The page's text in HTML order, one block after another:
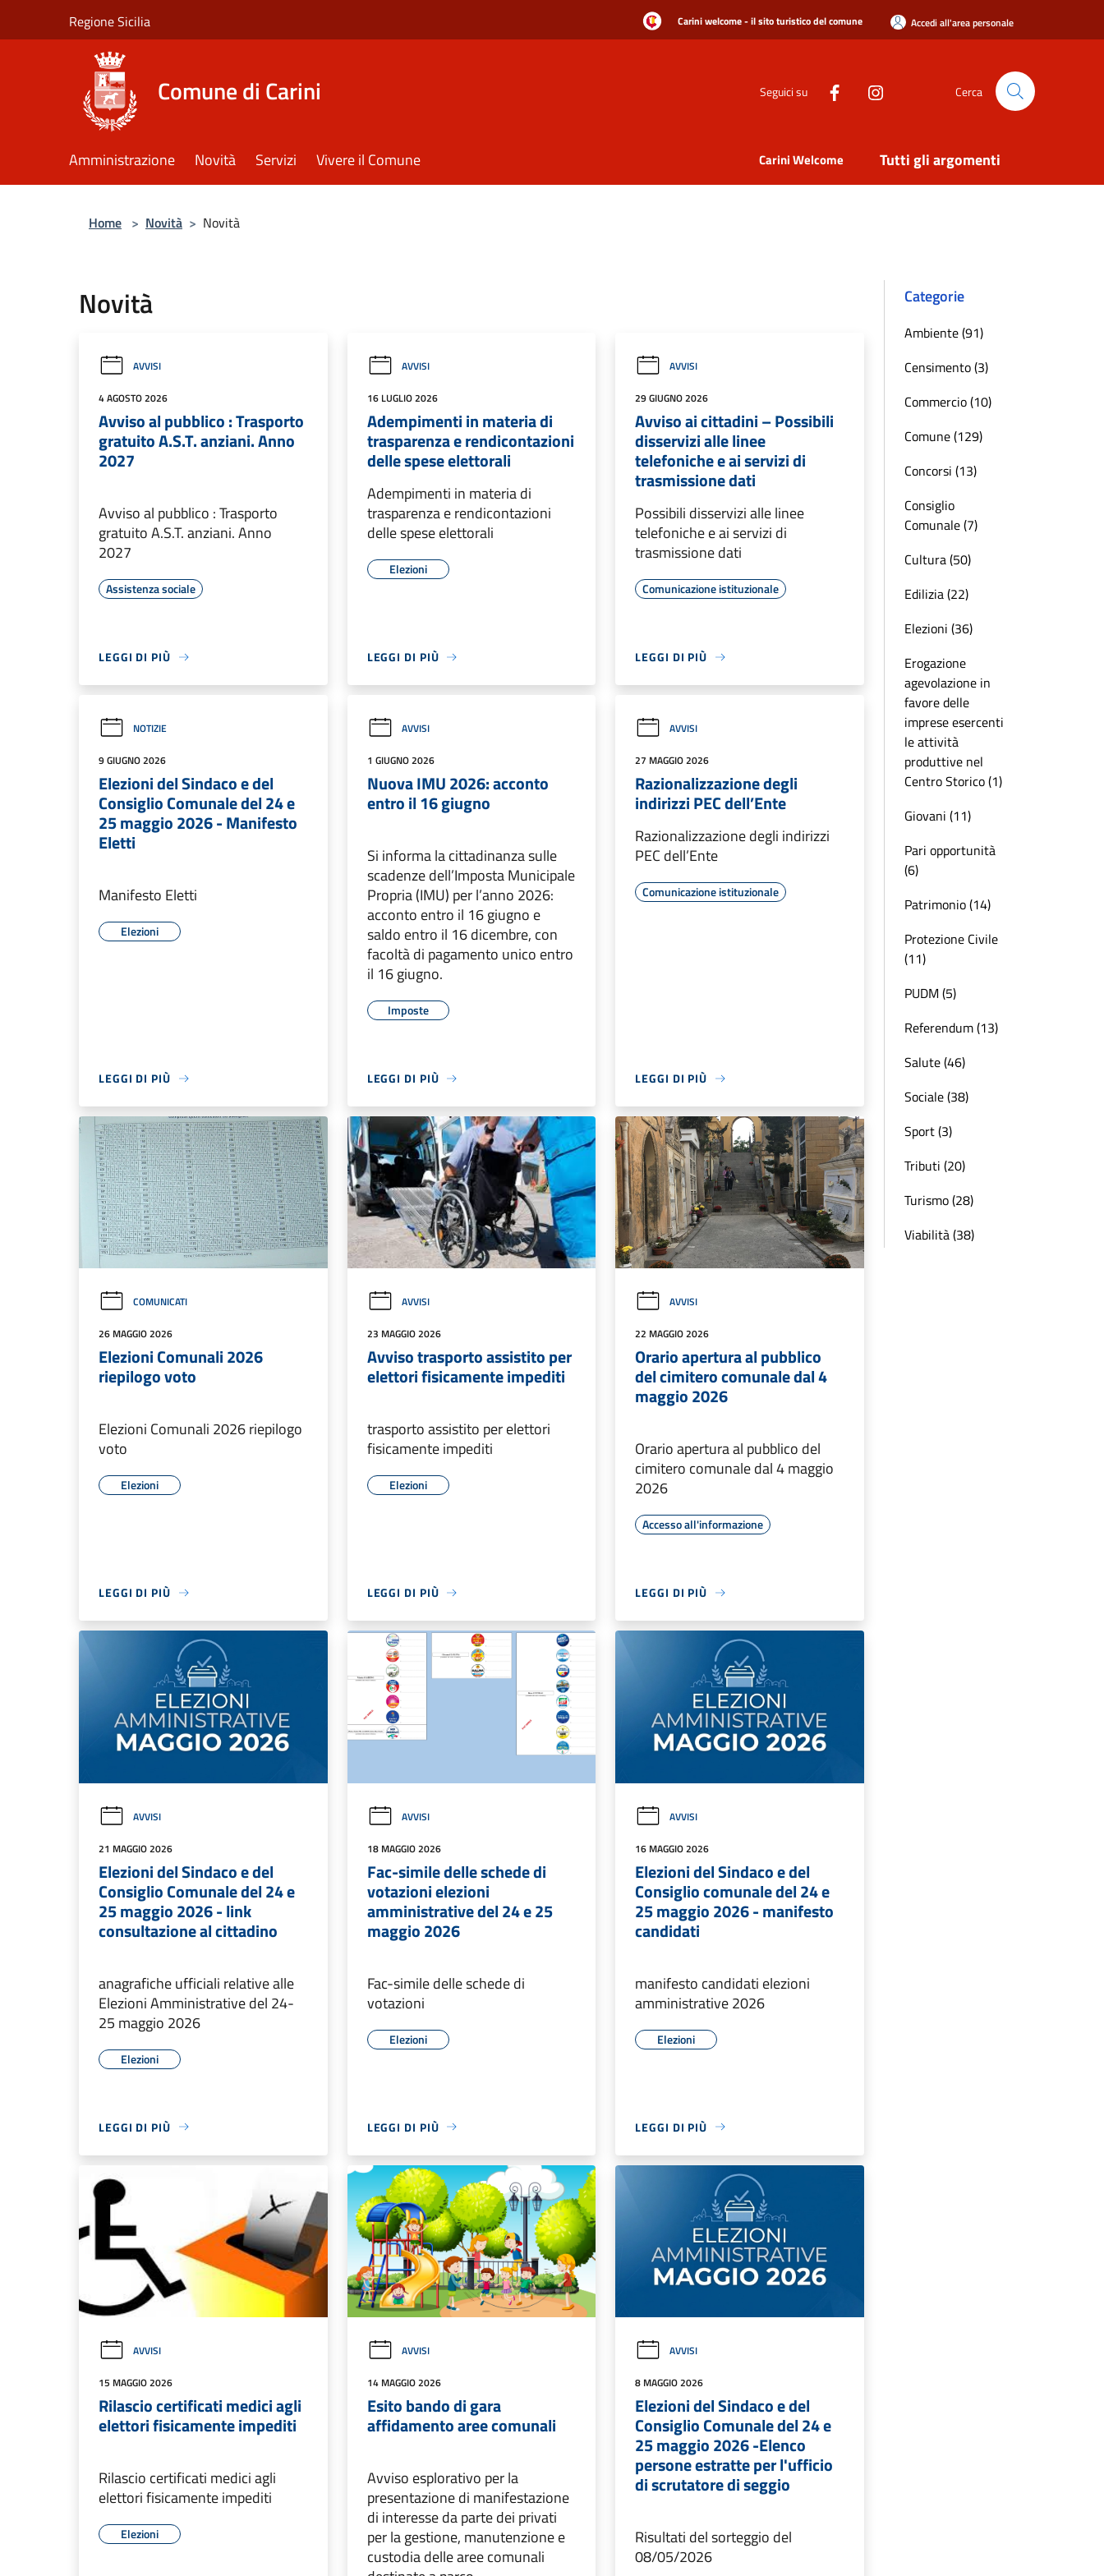
Regione Sicilia Carini welcome - il sito turistico del comune Accedi all'area personale
Comune di Carini Seguici su Cerca
Amministrazione Novità Servizi Vivere il Comune Carini Welcome Tutti gli argomenti
Home > Novità > Novità
Novità
AVVISI
4 AGOSTO 2026
Avviso al pubblico : Trasporto
gratuito A.S.T. anziani. Anno
2027
Avviso al pubblico : Trasporto
gratuito A.S.T. anziani. Anno
2027
Assistenza sociale
LEGGI DI PIÙ
AVVISI
16 LUGLIO 2026
Adempimenti in materia di
trasparenza e rendicontazioni
delle spese elettorali
Adempimenti in materia di
trasparenza e rendicontazioni
delle spese elettorali
Elezioni
LEGGI DI PIÙ
AVVISI
29 GIUGNO 2026
Avviso ai cittadini – Possibili
disservizi alle linee
telefoniche e ai servizi di
trasmissione dati
Possibili disservizi alle linee
telefoniche e ai servizi di
trasmissione dati
Comunicazione istituzionale
LEGGI DI PIÙ
NOTIZIE
9 GIUGNO 2026
Elezioni del Sindaco e del
Consiglio Comunale del 24 e
25 maggio 2026 - Manifesto
Eletti
Manifesto Eletti
Elezioni
LEGGI DI PIÙ
AVVISI
1 GIUGNO 2026
Nuova IMU 2026: acconto
entro il 16 giugno
Si informa la cittadinanza sulle
scadenze dell’Imposta Municipale
Propria (IMU) per l’anno 2026:
acconto entro il 16 giugno e
saldo entro il 16 dicembre, con
facoltà di pagamento unico entro
il 16 giugno.
Imposte
LEGGI DI PIÙ
AVVISI
27 MAGGIO 2026
Razionalizzazione degli
indirizzi PEC dell’Ente
Razionalizzazione degli indirizzi
PEC dell’Ente
Comunicazione istituzionale
LEGGI DI PIÙ
COMUNICATI
26 MAGGIO 2026
Elezioni Comunali 2026
riepilogo voto
Elezioni Comunali 2026 riepilogo
voto
Elezioni
LEGGI DI PIÙ
AVVISI
23 MAGGIO 2026
Avviso trasporto assistito per
elettori fisicamente impediti
trasporto assistito per elettori
fisicamente impediti
Elezioni
LEGGI DI PIÙ
AVVISI
22 MAGGIO 2026
Orario apertura al pubblico
del cimitero comunale dal 4
maggio 2026
Orario apertura al pubblico del
cimitero comunale dal 4 maggio
2026
Accesso all'informazione
LEGGI DI PIÙ
AVVISI
21 MAGGIO 2026
Elezioni del Sindaco e del
Consiglio Comunale del 24 e
25 maggio 2026 - link
consultazione al cittadino
anagrafiche ufficiali relative alle
Elezioni Amministrative del 24-
25 maggio 2026
Elezioni
LEGGI DI PIÙ
AVVISI
18 MAGGIO 2026
Fac-simile delle schede di
votazioni elezioni
amministrative del 24 e 25
maggio 2026
Fac-simile delle schede di
votazioni
Elezioni
LEGGI DI PIÙ
AVVISI
16 MAGGIO 2026
Elezioni del Sindaco e del
Consiglio comunale del 24 e
25 maggio 2026 - manifesto
candidati
manifesto candidati elezioni
amministrative 2026
Elezioni
LEGGI DI PIÙ
AVVISI
15 MAGGIO 2026
Rilascio certificati medici agli
elettori fisicamente impediti
Rilascio certificati medici agli
elettori fisicamente impediti
Elezioni
AVVISI
14 MAGGIO 2026
Esito bando di gara
affidamento aree comunali
Avviso esplorativo per la
presentazione di manifestazione
di interesse da parte dei privati
per la gestione, manutenzione e
custodia delle aree comunali
AVVISI
8 MAGGIO 2026
Elezioni del Sindaco e del
Consiglio Comunale del 24 e
25 maggio 2026 -Elenco
persone estratte per l'ufficio
di scrutatore di seggio
Risultati del sorteggio del
08/05/2026
Categorie
Ambiente (91)
Censimento (3)
Commercio (10)
Comune (129)
Concorsi (13)
Consiglio
Comunale (7)
Cultura (50)
Edilizia (22)
Elezioni (36)
Erogazione
agevolazione in
favore delle
imprese esercenti
le attività
produttive nel
Centro Storico (1)
Giovani (11)
Pari opportunità
(6)
Patrimonio (14)
Protezione Civile
(11)
PUDM (5)
Referendum (13)
Salute (46)
Sociale (38)
Sport (3)
Tributi (20)
Turismo (28)
Viabilità (38)